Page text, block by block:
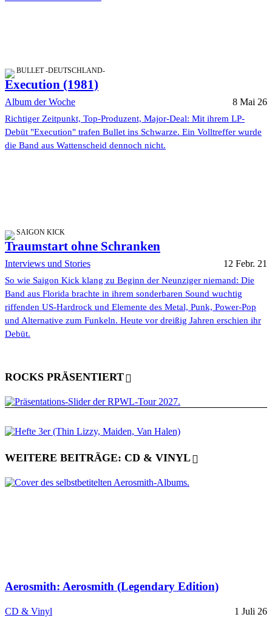
BULLET -DEUTSCHLAND-
Execution (1981)
Album der Woche 8 Mai 26
Richtiger Zeitpunkt, Top-Produzent, Major-Deal: Mit ihrem LP-
Debüt "Execution" trafen Bullet ins Schwarze. Ein Volltreffer wurde
die Band aus Wattenscheid dennoch nicht.
SAIGON KICK
Traumstart ohne Schranken
Interviews und Stories 12 Febr. 21
So wie Saigon Kick klang zu Beginn der Neunziger niemand: Die
Band aus Florida brachte in ihrem sonderbaren Sound wuchtig
riffenden US-Hardrock und Elemente des Metal, Punk, Power-Pop
und Alternative zum Funkeln. Heute vor dreißig Jahren erschien ihr
Debüt.
ROCKS PRÄSENTIERT
WEITERE BEITRÄGE: CD & VINYL
Aerosmith: Aerosmith (Legendary Edition)
CD & Vinyl 1 Juli 26